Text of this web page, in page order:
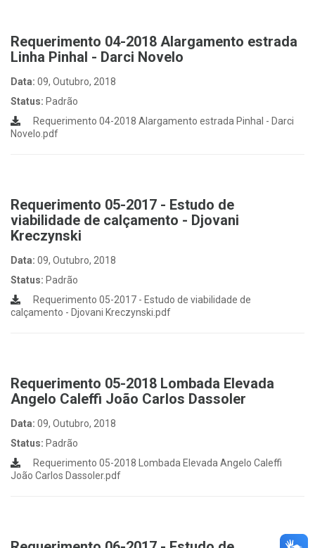
Requerimento 04-2018 Alargamento estrada
Linha Pinhal - Darci Novelo
Data: 09, Outubro, 2018
Status: Padrão
Requerimento 04-2018 Alargamento estrada Pinhal - Darci
Novelo.pdf
Requerimento 05-2017 - Estudo de
viabilidade de calçamento - Djovani
Kreczynski
Data: 09, Outubro, 2018
Status: Padrão
Requerimento 05-2017 - Estudo de viabilidade de
calçamento - Djovani Kreczynski.pdf
Requerimento 05-2018 Lombada Elevada
Angelo Caleffi João Carlos Dassoler
Data: 09, Outubro, 2018
Status: Padrão
Requerimento 05-2018 Lombada Elevada Angelo Caleffi
João Carlos Dassoler.pdf